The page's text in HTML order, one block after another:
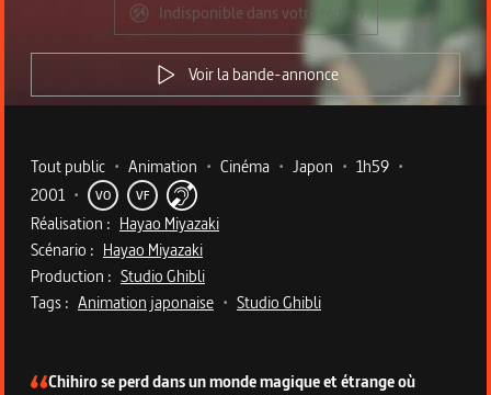
Indisponible dans votre région
Voir la bande-annonce
Metadata du programme
Tout public • Animation • Cinéma • Japon • 1h59 •
2001 • VO VF
Réalisation : Hayao Miyazaki
Scénario : Hayao Miyazaki
Production : Studio Ghibli
Tags : Animation japonaise • Studio Ghibli
Chihiro se perd dans un monde magique et étrange où